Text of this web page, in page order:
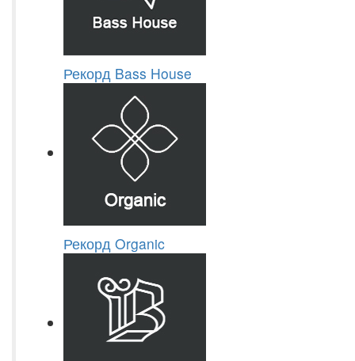
Рекорд Bass House
Рекорд Organic